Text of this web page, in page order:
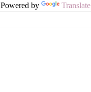
Powered by Translate